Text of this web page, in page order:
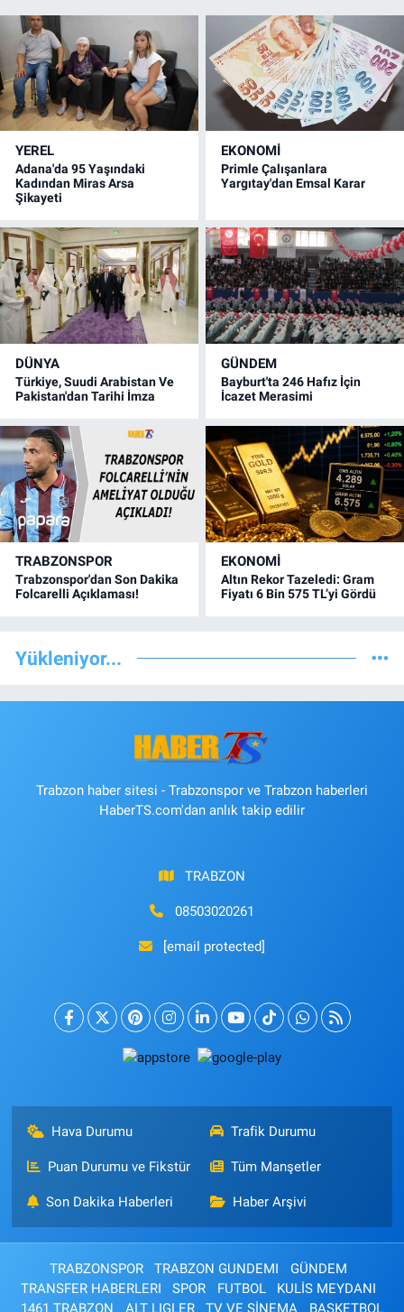
YEREL
Adana'da 95 Yaşındaki
Kadından Miras Arsa
Şikayeti
EKONOMİ
Primle Çalışanlara
Yargıtay'dan Emsal Karar
DÜNYA
Türkiye, Suudi Arabistan Ve
Pakistan'dan Tarihi İmza
GÜNDEM
Bayburt'ta 246 Hafız İçin
İcazet Merasimi
TRABZONSPOR
Trabzonspor'dan Son Dakika
Folcarelli Açıklaması!
EKONOMİ
Altın Rekor Tazeledi: Gram
Fiyatı 6 Bin 575 TL’yi Gördü
Yükleniyor...
Trabzon haber sitesi - Trabzonspor ve Trabzon haberleri
HaberTS.com'dan anlık takip edilir
TRABZON
08503020261
[email protected]
Hava Durumu Trafik Durumu
Puan Durumu ve Fikstür Tüm Manşetler
Son Dakika Haberleri Haber Arşivi
TRABZONSPOR TRABZON GUNDEMI
GÜNDEM
TRANSFER HABERLERI
SPOR FUTBOL
KULİS MEYDANI
1461 TRABZON
ALT LIGLER TV VE SİNEMA BASKETBOL